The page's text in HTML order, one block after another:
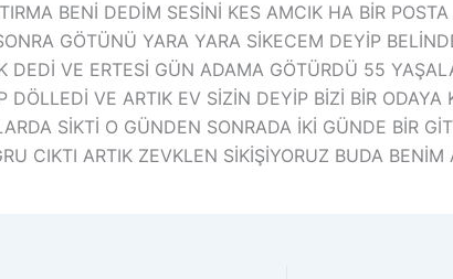
BENİ DEDİM SESİNİ KES AMCIK HA BİR
GÖTÜNÜ YARA YARA SİKECEM DEYİP
DEDİ VE ERTESİ GÜN ADAMA GÖTÜRDÜ 55
VE ARTIK EV SİZİN DEYİP BİZİ BİR
SİKTİ O GÜNDEN SONRADA İKİ GÜNDE BİR
CIKTI ARTIK ZEVKLEN SİKİŞİYORUZ BUDA BENİM